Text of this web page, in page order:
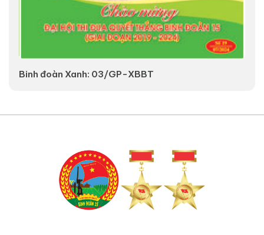
Binh đoàn Xanh: 03/GP-XBBT